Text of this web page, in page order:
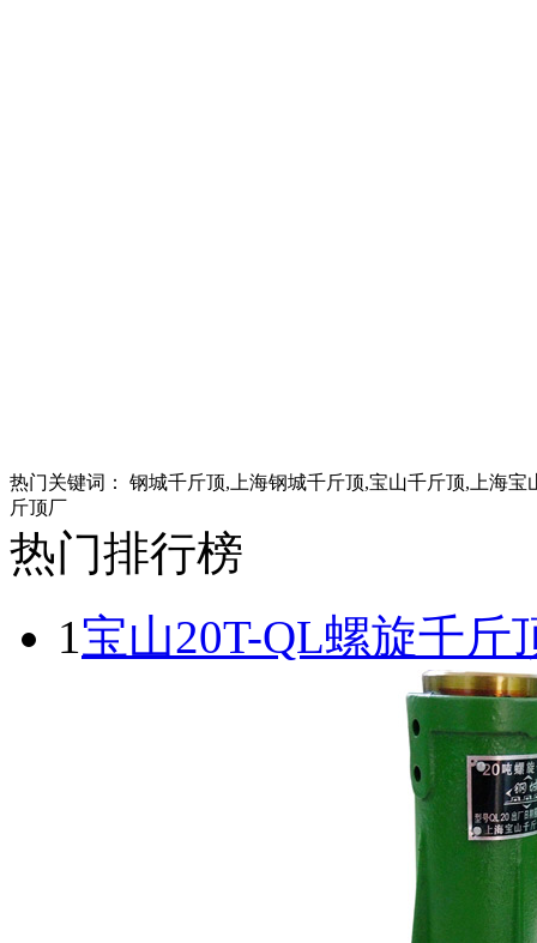
热门关键词：
钢城千斤顶,上海钢城千斤顶,宝山千斤顶,上海
斤顶厂
热门排行榜
1宝山20T-QL螺旋千斤